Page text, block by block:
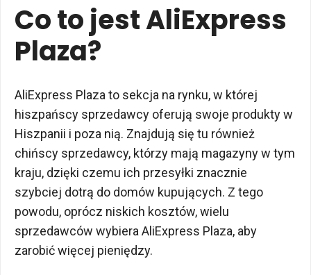
Co to jest AliExpress
Plaza?
AliExpress Plaza to sekcja na rynku, w której
hiszpańscy sprzedawcy oferują swoje produkty w
Hiszpanii i poza nią. Znajdują się tu również
chińscy sprzedawcy, którzy mają magazyny w tym
kraju, dzięki czemu ich przesyłki znacznie
szybciej dotrą do domów kupujących. Z tego
powodu, oprócz niskich kosztów, wielu
sprzedawców wybiera AliExpress Plaza, aby
zarobić więcej pieniędzy.